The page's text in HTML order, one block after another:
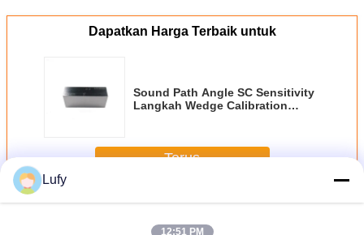
Dapatkan Harga Terbaik untuk
Sound Path Angle SC Sensitivity
Langkah Wedge Calibration
Terus
LebihBlok Kalibrasi Ultrasonik
Lufy
12:51 PM